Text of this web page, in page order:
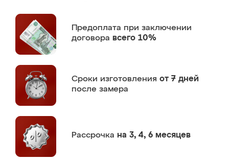
Предоплата при заключении
договора всего 10%
Сроки изготовления от 7 дней
после замера
Рассрочка на 3, 4, 6 месяцев